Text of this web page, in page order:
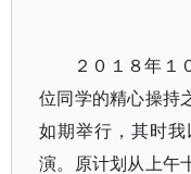
２０１８年１
位同学的精心操持
如期举行，其时
演。原计划从上午